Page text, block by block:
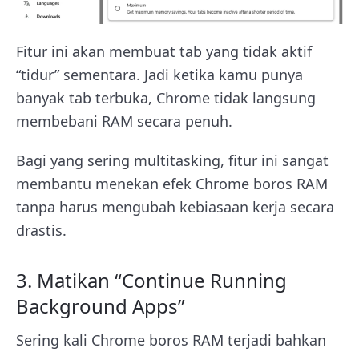
Fitur ini akan membuat tab yang tidak aktif
“tidur” sementara. Jadi ketika kamu punya
banyak tab terbuka, Chrome tidak langsung
membebani RAM secara penuh.
Bagi yang sering multitasking, fitur ini sangat
membantu menekan efek Chrome boros RAM
tanpa harus mengubah kebiasaan kerja secara
drastis.
3. Matikan “Continue Running
Background Apps”
Sering kali Chrome boros RAM terjadi bahkan